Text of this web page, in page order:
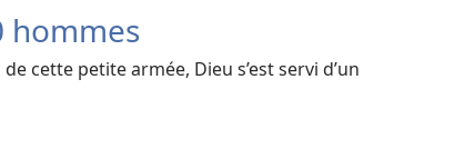
hommes
cette petite armée, Dieu s’est servi d’un